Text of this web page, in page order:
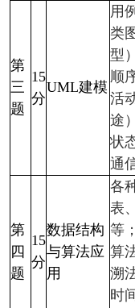
第
三
题
15
分
UML建模
用
类
型
顺
活
途
状
通
第
四
题
15
分
数据结构
与算法应
用
各
表
等；
算
溯
时